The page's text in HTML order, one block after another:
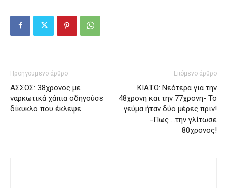
Προηγούμενο άρθρο
ΑΣΣΟΣ: 38χρονος με
ναρκωτικά χάπια οδηγούσε
δίκυκλο που έκλεψε
Επόμενο άρθρο
ΚΙΑΤΟ: Νεότερα για την
48χρονη και την 77χρονη- Το
γεύμα ήταν δύο μέρες πριν!
-Πως …την γλίτωσε
80χρονος!